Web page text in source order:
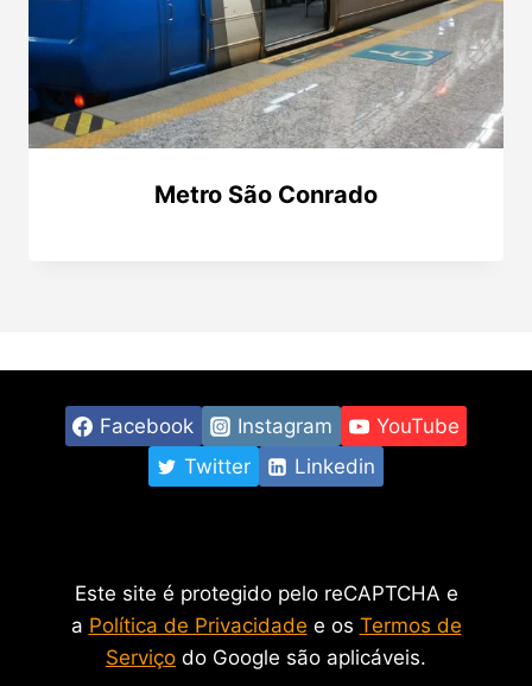
Metro São Conrado
Facebook Instagram
YouTube
Twitter
Linkedin
Este site é protegido pelo reCAPTCHA e
a Política de Privacidade e os Termos de
Serviço do Google são aplicáveis.